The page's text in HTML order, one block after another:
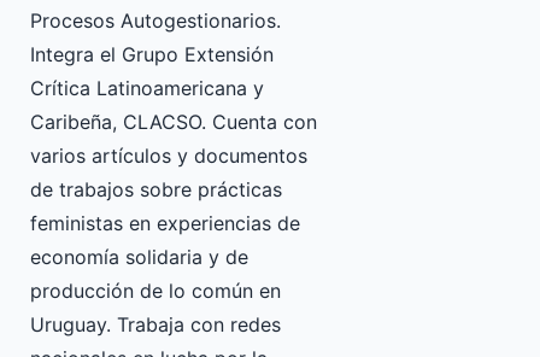
Procesos Autogestionarios.
Integra el Grupo Extensión
Crítica Latinoamericana y
Caribeña, CLACSO. Cuenta con
varios artículos y documentos
de trabajos sobre prácticas
feministas en experiencias de
economía solidaria y de
producción de lo común en
Uruguay. Trabaja con redes